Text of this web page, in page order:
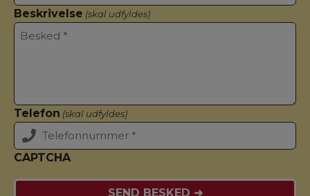
Beskrivelse (skal udfyldes)
Telefon (skal udfyldes)
CAPTCHA